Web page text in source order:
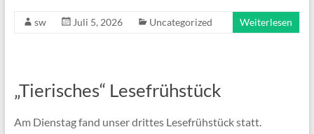
sw Juli 5, 2026 Uncategorized Weiterlesen
„Tierisches“ Lesefrühstück
Am Dienstag fand unser drittes Lesefrühstück statt.